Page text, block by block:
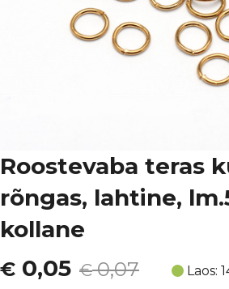
Roostevaba teras
rõngas, lahtine,
kollane
€0,07
Algne
€ 0,05
Current
Laos: